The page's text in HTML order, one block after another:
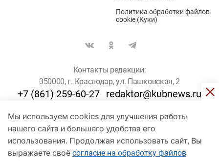
Мы используем cookies для улучшения работы
нашего сайта и большего удобства его
использования. Продолжая использовать сайт, Вы
выражаете своё согласие на обработку файлов
Политика обработки файлов
cookie (Куки)
Контакты редакции:
350000, г. Краснодар, ул. Пашковская, 2
+7 (861) 259-60-27 redaktor@kubnews.ru
Для пользователей старше 16 лет
© Кубанские Новости, 2017
Сетевое издание «kubnews» зарегистрировано Федеральной
службой по надзору в сфере связи, информационных технологий